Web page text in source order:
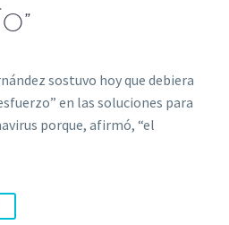
sostuvo hoy que debiera
en las soluciones para
porque, afirmó, “el